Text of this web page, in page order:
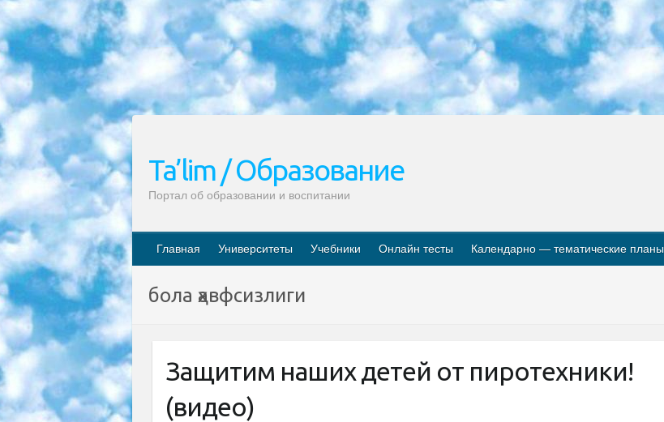
Ta’lim / Образование
Портал об образовании и воспитании
Главная Университеты Учебники Онлайн тесты Календарно — тематические планы
бола ҳавфсизлиги
Защитим наших детей от пиротехники!
(видео)